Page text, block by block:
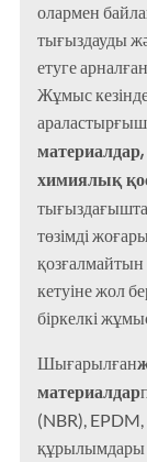
олармен
тығыздауды
етуге
Жұмыс
араластырғыш
химиялық
төзімді
қозғалмайтын
кетуіне жол
біркелкі
Шығарылған
материалдар
(NBR), EPDM,
құрылымдары